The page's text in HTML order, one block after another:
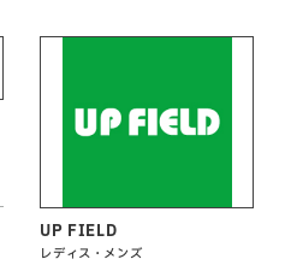
UP FIELD
レディス・メンズ